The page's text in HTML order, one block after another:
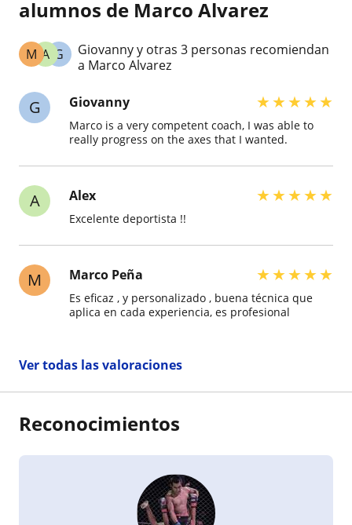
alumnos de Marco Alvarez
G
A
M
Giovanny y otras 3 personas recomiendan
a Marco Alvarez
G Giovanny ★★★★★
Marco is a very competent coach, I was able to
really progress on the axes that I wanted.
A Alex ★★★★★
Excelente deportista !!
M Marco Peña ★★★★★
Es eficaz , y personalizado , buena técnica que
aplica en cada experiencia, es profesional
Ver todas las valoraciones
Reconocimientos